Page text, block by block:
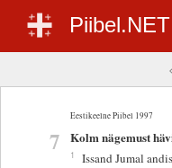
Piibel.NET
Eestikeelne Piibel 1997
7 Kolm nägemust
1
Issand Jumal